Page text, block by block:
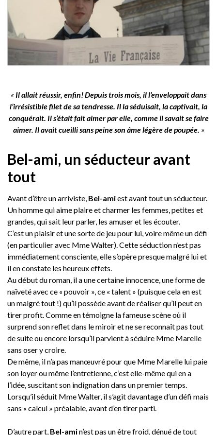
« Il allait réussir, enfin! Depuis trois mois, il l’enveloppait dans
l’irrésistible filet de sa tendresse. Il la séduisait, la captivait, la
conquérait. Il s’était fait aimer par elle, comme il savait se faire
aimer. Il avait cueilli sans peine son âme légère de poupée. »
Bel-ami, un séducteur avant
tout
Avant d’être un arriviste, Bel-amiest avant tout un séducteur.
Un homme qui aime plaire et charmer les femmes, petites et
grandes, qui sait leur parler, les amuser et les écouter.
C’est un plaisir et une sorte de jeu pour lui, voire même un défi
(en particulier avec Mme Walter). Cette séduction n’est pas
immédiatement consciente, elle s’opère presque malgré lui et
il en constate les heureux effets.
Au début du roman, il a une certaine innocence, une forme de
naïveté avec ce « pouvoir », ce « talent » (puisque cela en est
un malgré tout !) qu’il possède avant de réaliser qu’il peut en
tirer profit. Comme en témoigne la fameuse scène où il
surprend son reflet dans le miroir et ne se reconnaît pas tout
de suite ou encore lorsqu’il parvient à séduire Mme Marelle
sans oser y croire.
De même, il n’a pas manœuvré pour que Mme Marelle lui paie
son loyer ou même l’entretienne, c’est elle-même qui en a
l’idée, suscitant son indignation dans un premier temps.
Lorsqu’il séduit Mme Walter, il s’agit davantage d’un défi mais
sans « calcul » préalable, avant d’en tirer parti.
D’autre part, Bel-amin’est pas un être froid, dénué de tout